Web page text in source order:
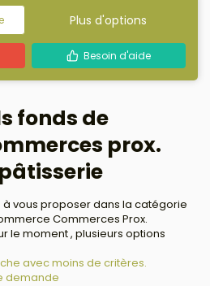
Plus d'options
Besoin d'aide
fonds de
prox.
vous proposer dans la catégorie
Commerces Prox.
le moment , plusieurs options
avec moins de critères.
demande